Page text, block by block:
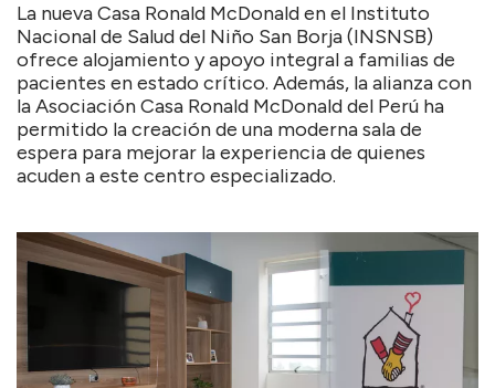
La nueva Casa Ronald McDonald en el Instituto
Nacional de Salud del Niño San Borja (INSNSB)
ofrece alojamiento y apoyo integral a familias de
pacientes en estado crítico. Además, la alianza con
la Asociación Casa Ronald McDonald del Perú ha
permitido la creación de una moderna sala de
espera para mejorar la experiencia de quienes
acuden a este centro especializado.